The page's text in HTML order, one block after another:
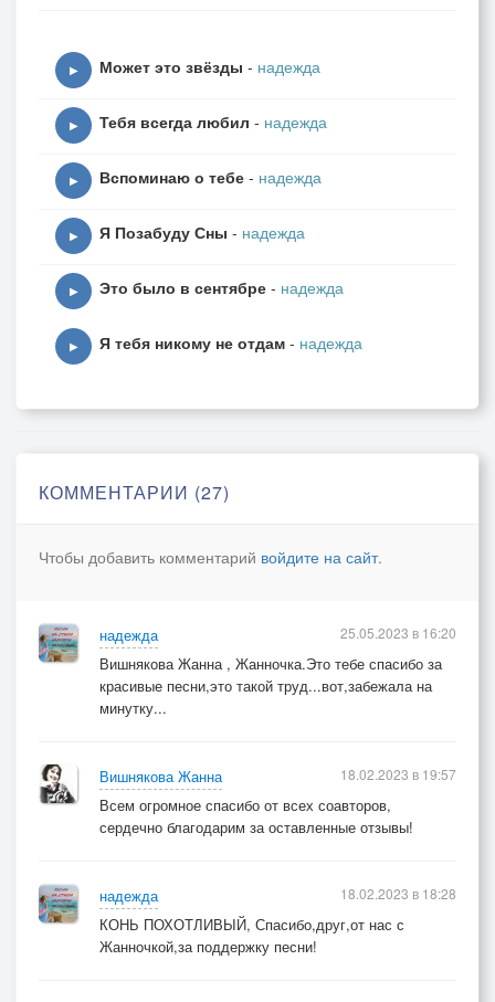
Облака пролетают над нами,
Уплывают, не зная преграды.
Облака то смеются, то плачут,
О любви, видно, нашей судачат,
ПРИПЕВ:
▶ Может это звёзды - надежда
▶ Тебя всегда любил - надежда
▶ Вспоминаю о тебе - надежда
▶ Я Позабуду Сны - надежда
▶ Это было в сентябре - надежда
▶ Я тебя никому не отдам - надежда
КОММЕНТАРИИ (27)
Чтобы добавить комментарий войдите на сайт.
надежда
Вишнякова Жанна , Жанночка.Это тебе спасибо за
красивые песни,это такой труд...вот,забежала на
минутку...
25.05.2023 в 16:20
Вишнякова Жанна
Всем огромное спасибо от всех соавторов,
сердечно благодарим за оставленные отзывы!
18.02.2023 в 19:57
надежда
КОНЬ ПОХОТЛИВЫЙ, Спасибо,друг,от нас с
Жанночкой,за поддержку песни!
18.02.2023 в 18:28